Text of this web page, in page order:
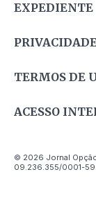
EXPEDIENTE
TERMOS DE
ACESSO
© 2026 Jornal
09.236.355/0001-